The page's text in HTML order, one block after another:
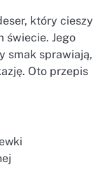
który cieszy
świecie. Jego
smak sprawiają,
Oto przepis